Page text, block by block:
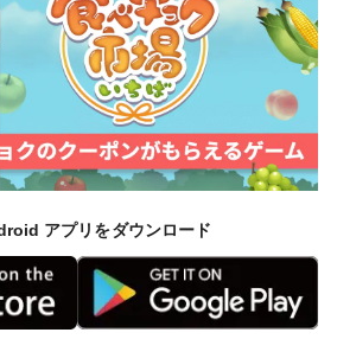
もに「コシヒカリ」の血を引くお
あり、モチモチした食感はおかわ
です。
アプリをダウンロード